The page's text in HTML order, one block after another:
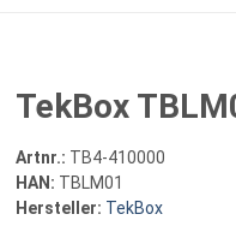
TekBox
Artnr.: TB4-410000
HAN: TBLM01
Hersteller: TekBox